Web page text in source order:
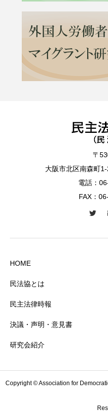
〒
大阪市北区南森町
電話：
FAX：
HOME
民法協とは
民主法律時報
決議・声明・意見書
研究会紹介
Copyright © Association for